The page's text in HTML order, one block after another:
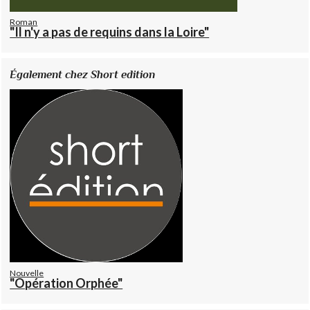
Roman
"Il n'y a pas de requins dans la Loire"
Également chez Short edition
Nouvelle
"Opération Orphée"